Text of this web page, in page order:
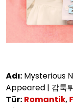
Adı: Mysterious
Appeared | 갑툭
Tür: Romantik,